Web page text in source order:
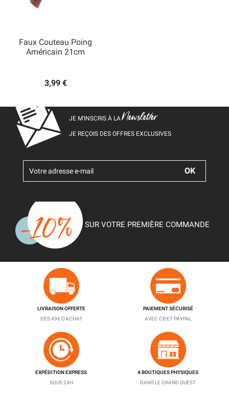
Faux Couteau Poing
Américain 21cm
3,99 €
JE M’INSCRIS À LANewsletter
JE REÇOIS DES OFFRES EXCLUSIVES
SUR VOTRE PREMIÈRE COMMANDE
LIVRAISON OFFERTE
DÈS 49€ D'ACHAT
PAIEMENT SÉCURISÉ
AVEC CB ET PAYPAL
EXPÉDITION EXPRESS
SOUS 24H
4 BOUTIQUES PHYSIQUES
DANS LE GRAND OUEST